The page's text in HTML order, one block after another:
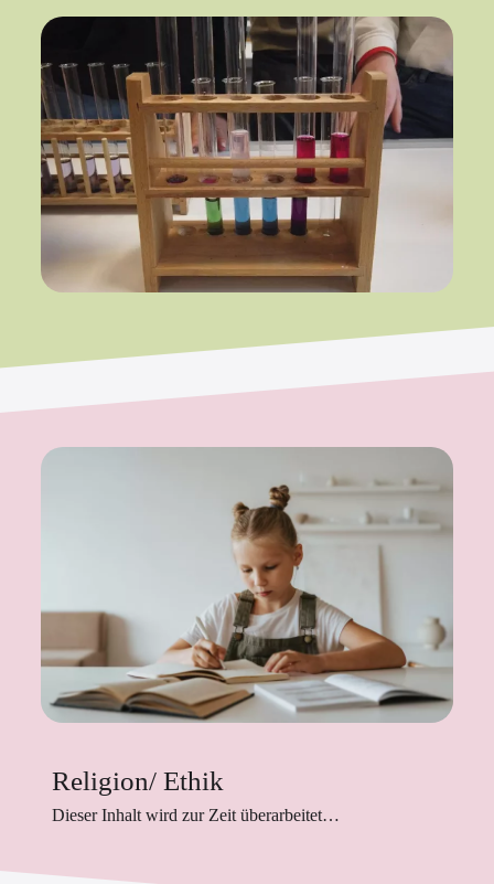
Religion/ Ethik
Dieser Inhalt wird zur Zeit überarbeitet…